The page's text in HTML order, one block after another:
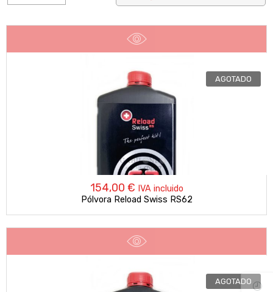
AGOTADO
154,00 € IVA incluido
Pólvora Reload Swiss RS62
AGOTADO